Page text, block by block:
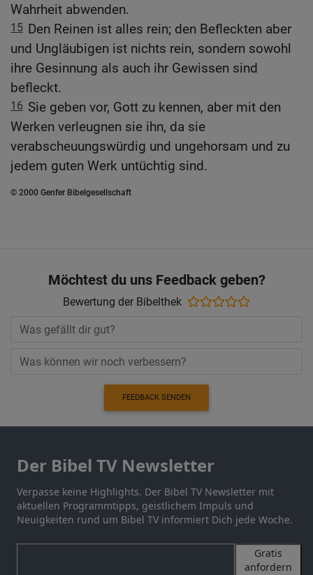
Wahrheit abwenden.
15 Den Reinen ist alles rein; den Befleckten aber
und Ungläubigen ist nichts rein, sondern sowohl
ihre Gesinnung als auch ihr Gewissen sind
befleckt.
16 Sie geben vor, Gott zu kennen, aber mit den
Werken verleugnen sie ihn, da sie
verabscheuungswürdig und ungehorsam und zu
jedem guten Werk untüchtig sind.
© 2000 Genfer Bibelgesellschaft
Möchtest du uns Feedback geben?
Bewertung der Bibelthek
FEEDBACK SENDEN
Der Bibel TV Newsletter
Verpasse keine Highlights. Der Bibel TV Newsletter mit
aktuellen Programmtipps, geistlichem Impuls und
Neuigkeiten rund um Bibel TV informiert Dich jede Woche.
Gratis
anfordern